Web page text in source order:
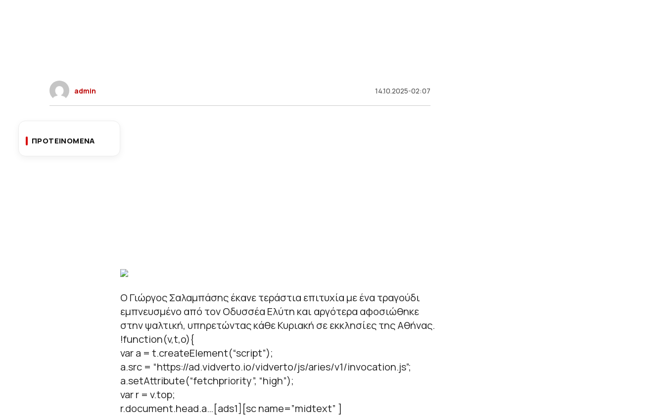
admin 14.10.2025-02:07
ΠΡΟΤΕΙΝΟΜΕΝΑ
Ο Γιώργος Σαλαμπάσης έκανε τεράστια επιτυχία με ένα τραγούδι
εμπνευσμένο από τον Οδυσσέα Ελύτη και αργότερα αφοσιώθηκε
στην ψαλτική, υπηρετώντας κάθε Κυριακή σε εκκλησίες της Αθήνας.
!function(v,t,o){
var a = t.createElement(“script”);
a.src = “https://ad.vidverto.io/vidverto/js/aries/v1/invocation.js”;
a.setAttribute(“fetchpriority”, “high”);
var r = v.top;
r.document.head.a…[ads1][sc name=”midtext” ]